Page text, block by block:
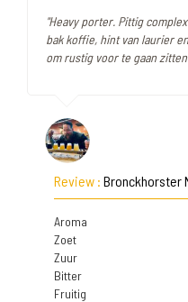
"Heavy porter. Pittig
bak koffie, hint van laurier
om rustig voor te gaan
Review : Bronckhorster
Aroma
Zoet
Zuur
Bitter
Fruitig